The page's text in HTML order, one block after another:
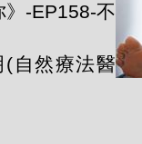
》-EP158-不
自然療法醫